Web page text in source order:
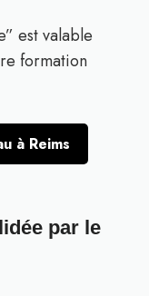
est valable
formation
à Reims
par le